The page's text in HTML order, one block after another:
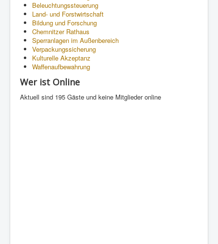
Beleuchtungssteuerung
Land- und Forstwirtschaft
Bildung und Forschung
Chemnitzer Rathaus
Sperranlagen im Außenbereich
Verpackungssicherung
Kulturelle Akzeptanz
Waffenaufbewahrung
Wer ist Online
Aktuell sind 195 Gäste und keine Mitglieder online